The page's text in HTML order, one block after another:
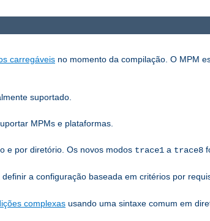
carregáveis no momento da compilação. O MPM
suportado.
MPMs e plataformas.
e por diretório. Os novos modos trace1 a trace8
a configuração baseada em critérios por
complexas usando uma sintaxe comum em